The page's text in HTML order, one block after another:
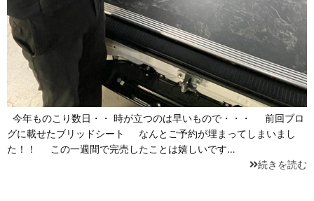
今年ものこり数日・・ 時が立つのは早いもので・・・ 前回ブロ
グに載せたブリッドシート なんとご予約が埋まってしまいまし
た！！ この一週間で完売したことは嬉しいです…
続きを読む